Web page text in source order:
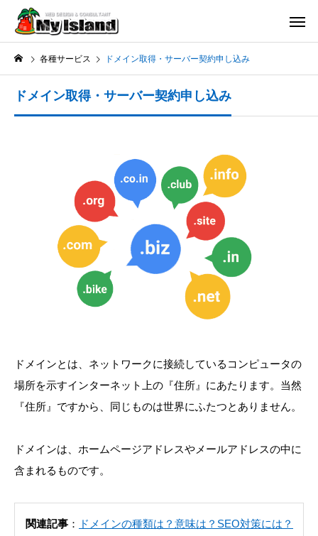
各種サービス ドメイン取得・サーバー契約申し込み
ドメイン取得・サーバー契約申し込み
ドメインとは、ネットワークに接続しているコンピュータの
場所を示すインターネット上の『住所』にあたります。当然
『住所』ですから、同じものは世界にふたつとありません。
ドメインは、ホームページアドレスやメールアドレスの中に
含まれるものです。
関連記事 ：
ドメインの種類は？意味は？SEO対策には？